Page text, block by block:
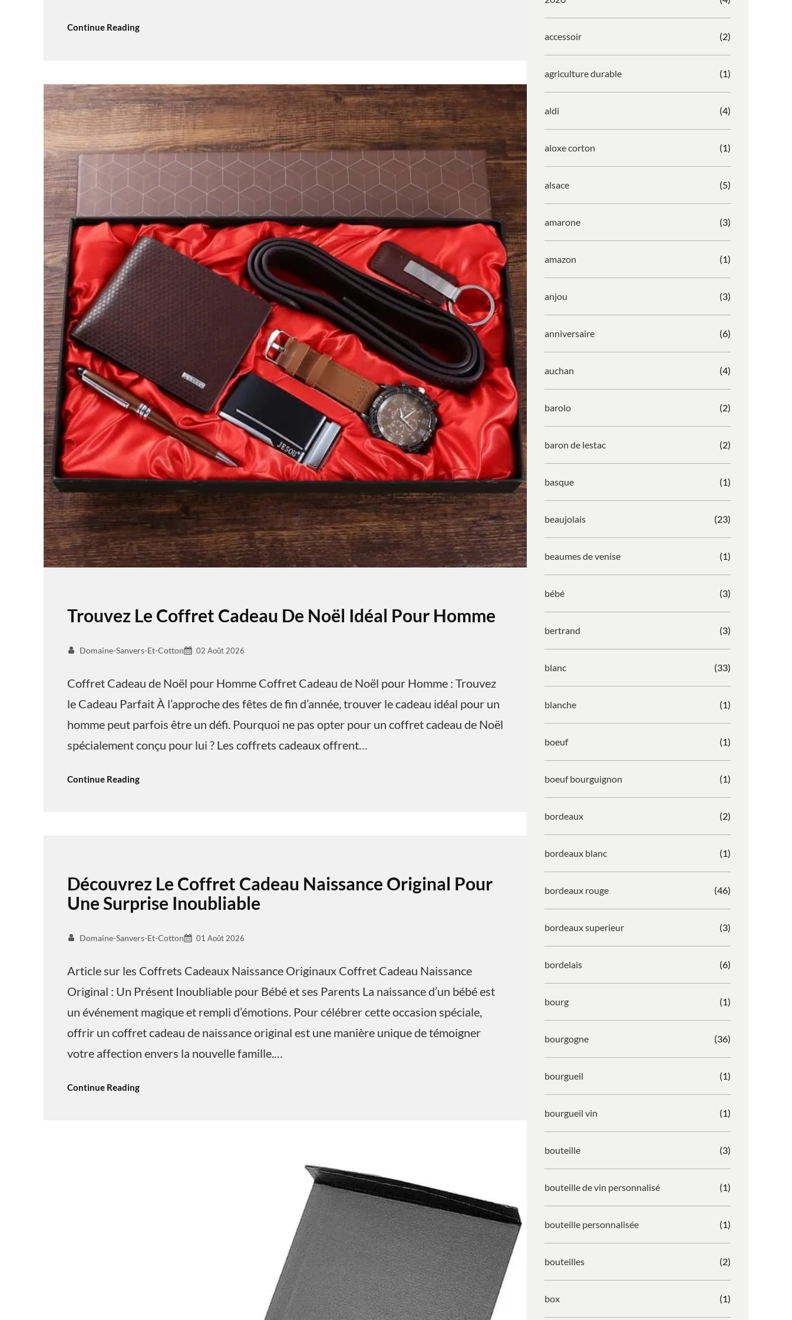
Continue Reading
Trouvez Le Coffret Cadeau De Noël Idéal Pour Homme
Domaine-Sanvers-Et-Cotton 02 Août 2026
Coffret Cadeau de Noël pour Homme Coffret Cadeau de Noël pour Homme : Trouvez
le Cadeau Parfait À l’approche des fêtes de fin d’année, trouver le cadeau idéal pour un
homme peut parfois être un défi. Pourquoi ne pas opter pour un coffret cadeau de Noël
spécialement conçu pour lui ? Les coffrets cadeaux offrent…
Continue Reading
Découvrez Le Coffret Cadeau Naissance Original Pour
Une Surprise Inoubliable
Domaine-Sanvers-Et-Cotton 01 Août 2026
Article sur les Coffrets Cadeaux Naissance Originaux Coffret Cadeau Naissance
Original : Un Présent Inoubliable pour Bébé et ses Parents La naissance d’un bébé est
un événement magique et rempli d’émotions. Pour célébrer cette occasion spéciale,
offrir un coffret cadeau de naissance original est une manière unique de témoigner
votre affection envers la nouvelle famille.…
Continue Reading
accessoir (2)
agriculture durable (1)
aldi (4)
aloxe corton (1)
alsace (5)
amarone (3)
amazon (1)
anjou (3)
anniversaire (6)
auchan (4)
barolo (2)
baron de lestac (2)
basque (1)
beaujolais (23)
beaumes de venise (1)
bébé (3)
bertrand (3)
blanc (33)
blanche (1)
boeuf (1)
boeuf bourguignon (1)
bordeaux (2)
bordeaux blanc (1)
bordeaux rouge (46)
bordeaux superieur (3)
bordelais (6)
bourg (1)
bourgogne (36)
bourgueil (1)
bourgueil vin (1)
bouteille (3)
bouteille de vin personnalisé (1)
bouteille personnalisée (1)
bouteilles (2)
box (1)